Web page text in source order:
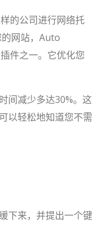
的公司进行网络托
网站，Auto
件之一。它优化您
间减少多达30%。这
以轻松地知道您不需
下来，并提出一个键